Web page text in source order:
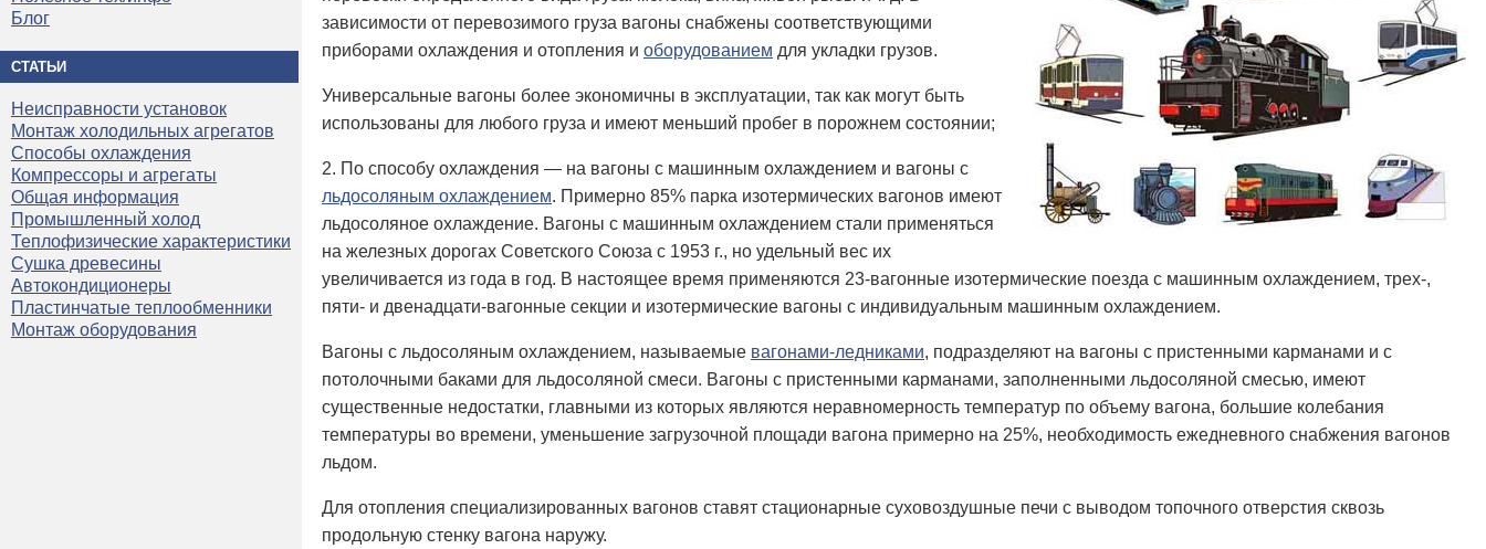
Блог
СТАТЬИ
Неисправности установок
Монтаж холодильных агрегатов
Способы охлаждения
Компрессоры и агрегаты
Общая информация
Промышленный холод
Теплофизические характеристики
Сушка древесины
Автокондиционеры
Пластинчатые теплообменники
Монтаж оборудования
зависимости от перевозимого груза вагоны снабжены соответствующими
приборами охлаждения и отопления и оборудованием для укладки грузов.
Универсальные вагоны более экономичны в эксплуатации, так как могут быть
использованы для любого груза и имеют меньший пробег в порожнем состоянии;
2. По способу охлаждения — на вагоны с машинным охлаждением и вагоны с
льдосоляным охлаждением. Примерно 85% парка изотермических вагонов имеют
льдосоляное охлаждение. Вагоны с машинным охлаждением стали применяться
на железных дорогах Советского Союза с 1953 г., но удельный вес их
увеличивается из года в год. В настоящее время применяются 23-вагонные изотермические поезда с машинным охлаждением, трех-,
пяти- и двенадцати-вагонные секции и изотермические вагоны с индивидуальным машинным охлаждением.
Вагоны с льдосоляным охлаждением, называемые вагонами-ледниками, подразделяют на вагоны с пристенными карманами и с
потолочными баками для льдосоляной смеси. Вагоны с пристенными карманами, заполненными льдосоляной смесью, имеют
существенные недостатки, главными из которых являются неравномерность температур по объему вагона, большие колебания
температуры во времени, уменьшение загрузочной площади вагона примерно на 25%, необходимость ежедневного снабжения вагонов
льдом.
Для отопления специализированных вагонов ставят стационарные суховоздушные печи с выводом топочного отверстия сквозь
продольную стенку вагона наружу.